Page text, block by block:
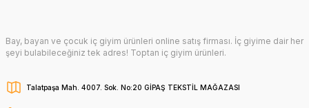
Bay, bayan ve çocuk iç giyim ürünleri online satış firması. İç giyime dair her
şeyi bulabileceğiniz tek adres! Toptan iç giyim ürünleri.
Talatpaşa Mah. 4007. Sok. No:20 GİPAŞ TEKSTİL MAĞAZASI